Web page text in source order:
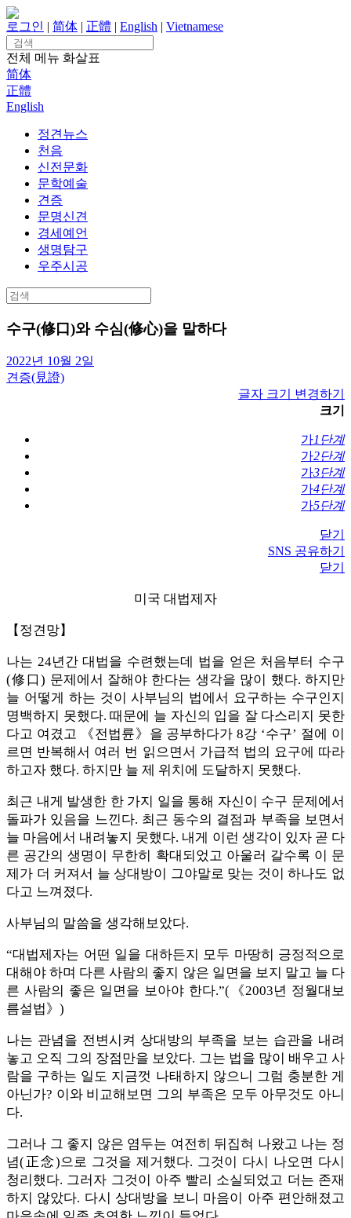
Skip
to
content
로그인 | 简体 | 正體 | English | Vietnamese
Search
for:
전체 메뉴 화살표
简体
正體
English
정견뉴스
천음
신전문화
문학예술
견증
문명신견
경세예언
생명탐구
우주시공
Search
for:
수구(修口)와 수심(修心)을 말하다
2022년 10월 2일
견증(見證)
글자 크기 변경하기
크기
가1단계
가2단계
가3단계
가4단계
가5단계
닫기
SNS 공유하기
닫기
미국 대법제자
【정견망】
나는 24년간 대법을 수련했는데 법을 얻은 처음부터 수구
(修口) 문제에서 잘해야 한다는 생각을 많이 했다. 하지만
늘 어떻게 하는 것이 사부님의 법에서 요구하는 수구인지
명백하지 못했다. 때문에 늘 자신의 입을 잘 다스리지 못한
다고 여겼고 《전법륜》을 공부하다가 8강 ‘수구’ 절에 이
르면 반복해서 여러 번 읽으면서 가급적 법의 요구에 따라
하고자 했다. 하지만 늘 제 위치에 도달하지 못했다.
최근 내게 발생한 한 가지 일을 통해 자신이 수구 문제에서
돌파가 있음을 느낀다. 최근 동수의 결점과 부족을 보면서
늘 마음에서 내려놓지 못했다. 내게 이런 생각이 있자 곧 다
른 공간의 생명이 무한히 확대되었고 아울러 갈수록 이 문
제가 더 커져서 늘 상대방이 그야말로 맞는 것이 하나도 없
다고 느껴졌다.
사부님의 말씀을 생각해보았다.
“대법제자는 어떤 일을 대하든지 모두 마땅히 긍정적으로
대해야 하며 다른 사람의 좋지 않은 일면을 보지 말고 늘 다
른 사람의 좋은 일면을 보아야 한다.”(《2003년 정월대보
름설법》)
나는 관념을 전변시켜 상대방의 부족을 보는 습관을 내려
놓고 오직 그의 장점만을 보았다. 그는 법을 많이 배우고 사
람을 구하는 일도 지금껏 나태하지 않으니 그럼 충분한 게
아닌가? 이와 비교해보면 그의 부족은 모두 아무것도 아니
다.
그러나 그 좋지 않은 염두는 여전히 뒤집혀 나왔고 나는 정
념(正念)으로 그것을 제거했다. 그것이 다시 나오면 다시
청리했다. 그러자 그것이 아주 빨리 소실되었고 더는 존재
하지 않았다. 다시 상대방을 보니 마음이 아주 편안해졌고